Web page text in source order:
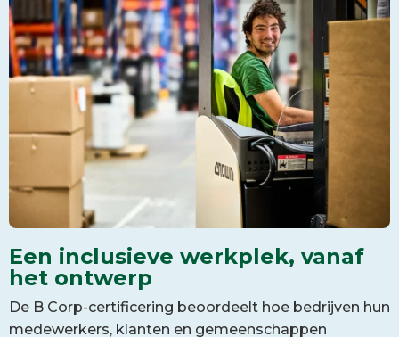
Een inclusieve werkplek, vanaf
het ontwerp
De B Corp-certificering beoordeelt hoe bedrijven hun
medewerkers, klanten en gemeenschappen